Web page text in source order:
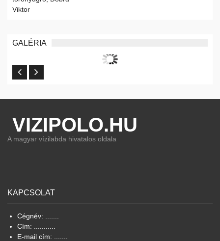
GALÉRIA
VIZIPOLO.HU
A magyar vízilabda hivatalos oldala
KAPCSOLAT
Cégnév: .......
Cím: ...........
E-mail cím: .......